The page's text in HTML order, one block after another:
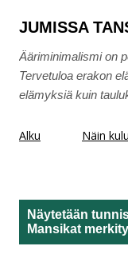
JUMISSA
Ääriminimalismi on
Tervetuloa erakon
elämyksiä kuin
Alku Näin
Näytetään
Mansikat